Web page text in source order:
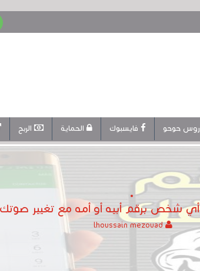
حوحو فايسبوك الحماية الربح
شخص برقم أبيه أو أمه مع تغيير صوتك
lhoussain mezouad